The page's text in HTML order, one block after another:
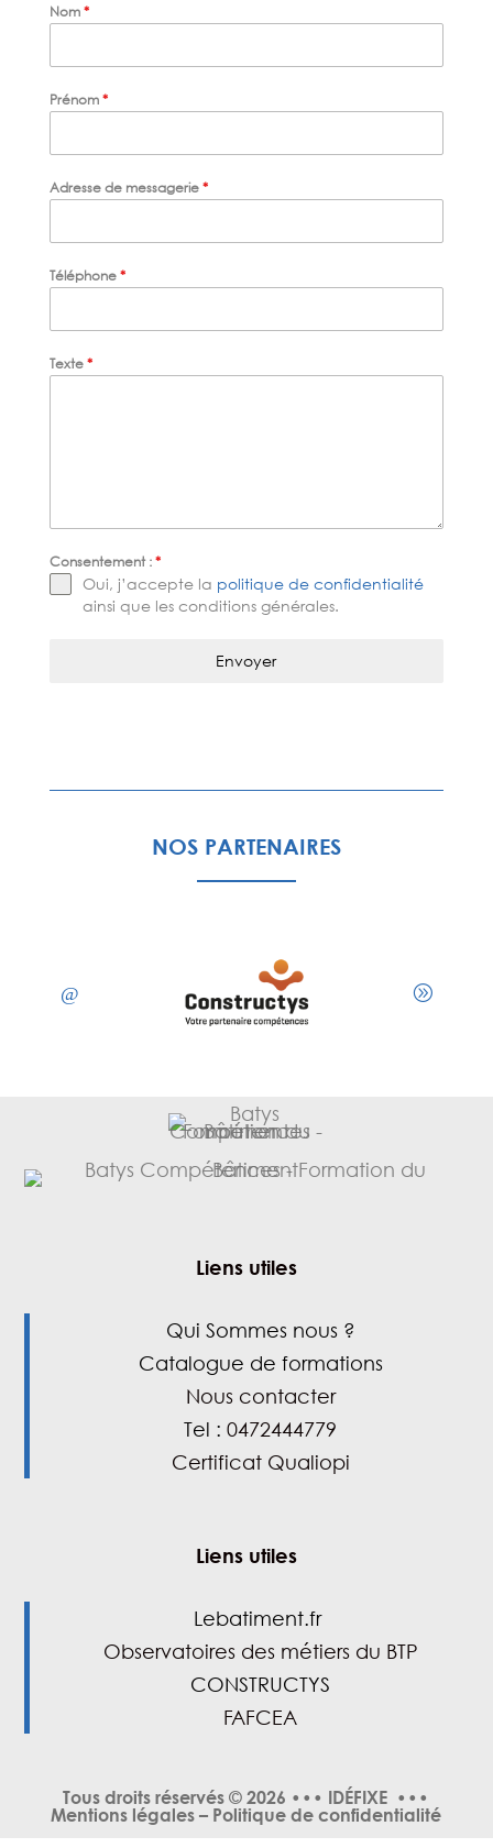
Nom*
Prénom*
Adresse de messagerie*
Téléphone*
Texte*
Consentement :*
Oui, j’accepte la politique de confidentialité
ainsi que les conditions générales.
Envoyer
NOS PARTENAIRES
Liens utiles
Qui Sommes nous ?
Catalogue de formations
Nous contacter
Tel : 0472444779
Certificat Qualiopi
Liens utiles
Lebatiment.fr
Observatoires des métiers du BTP
CONSTRUCTYS
FAFCEA
Tous droits réservés© 2026 ••• IDÉFIXE •••
Mentions légales – Politique de confidentialité